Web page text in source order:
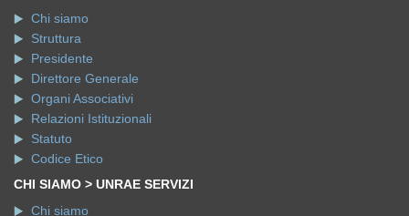
Chi siamo
Struttura
Presidente
Direttore Generale
Organi Associativi
Relazioni Istituzionali
Statuto
Codice Etico
CHI SIAMO > UNRAE SERVIZI
Chi siamo